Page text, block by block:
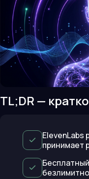
TL;DR — кратко
ElevenLabs
принимает